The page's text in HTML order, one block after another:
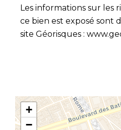
Les informations sur les
ce bien est exposé sont
site Géorisques :
+
−